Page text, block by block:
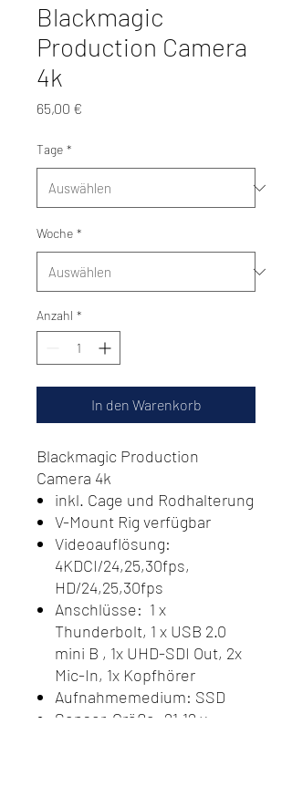
Blackmagic
Production Camera
4k
65,00 €
Tage *
Woche *
Anzahl *
In den Warenkorb
Blackmagic Production
Camera 4k
inkl. Cage und Rodhalterung
V-Mount Rig verfügbar
Videoauflösung:
4KDCI/24,25,30fps,
HD/24,25,30fps
Anschlüsse: 1 x
Thunderbolt, 1 x USB 2.0
mini B , 1x UHD-SDI Out, 2x
Mic-In, 1x Kopfhörer
Aufnahmemedium: SSD
Sensor-Größe: 21.12 x